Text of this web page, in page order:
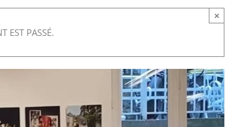
EST PASSÉ.
×